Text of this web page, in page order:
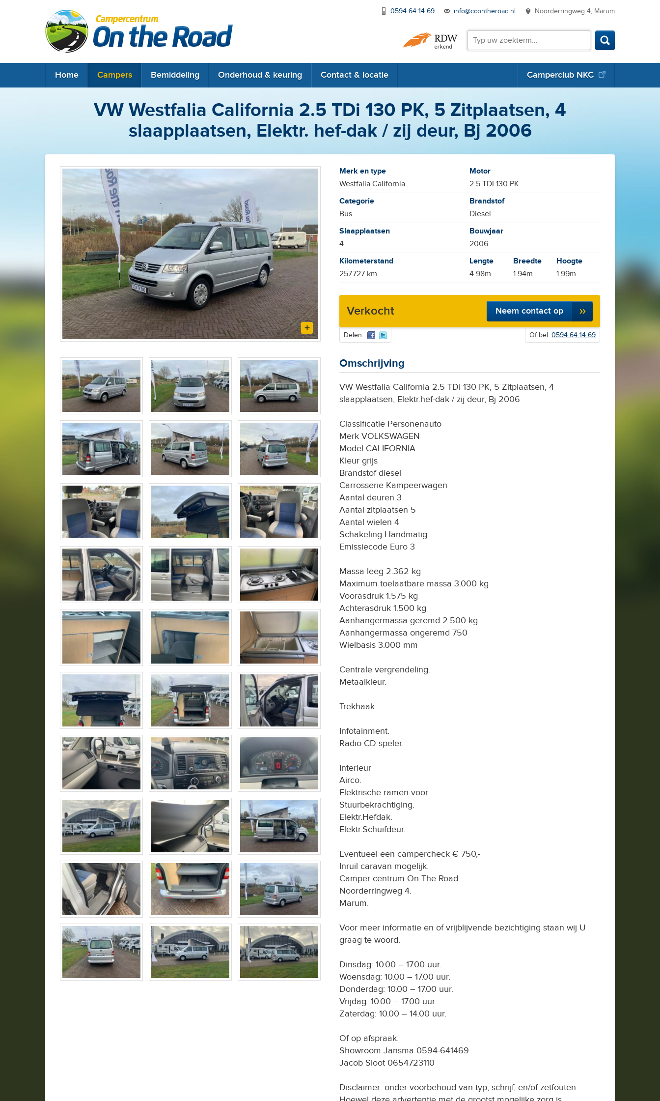
Home
Campers
Onderhoud & keuring
Camperclub NKC
0594 64 14 69 info@ccontheroad.nl Noorderringweg 4, Marum
Zoeken
Zoeken
Home Campers Bemiddeling Onderhoud & keuring Contact & locatie Camperclub NKC
VW Westfalia California 2.5 TDi 130 PK, 5 Zitplaatsen, 4
slaapplaatsen, Elektr. hef-dak / zij deur, Bj 2006
Merk en type
Westfalia California
Motor
2.5 TDI 130 PK
Categorie
Bus
Brandstof
Diesel
Slaapplaatsen
4
Bouwjaar
2006
Kilometerstand
257.727 km
Lengte
4.98m
Breedte
1.94m
Hoogte
1.99m
Verkocht Neem contact op
Delen: Of bel: 0594 64 14 69
Omschrijving
VW Westfalia California 2.5 TDi 130 PK, 5 Zitplaatsen, 4
slaapplaatsen, Elektr.hef-dak / zij deur, Bj 2006
Classificatie Personenauto
Merk VOLKSWAGEN
Model CALIFORNIA
Kleur grijs
Brandstof diesel
Carrosserie Kampeerwagen
Aantal deuren 3
Aantal zitplaatsen 5
Aantal wielen 4
Schakeling Handmatig
Emissiecode Euro 3
Massa leeg 2.362 kg
Maximum toelaatbare massa 3.000 kg
Voorasdruk 1.575 kg
Achterasdruk 1.500 kg
Aanhangermassa geremd 2.500 kg
Aanhangermassa ongeremd 750
Wielbasis 3.000 mm
Centrale vergrendeling.
Metaalkleur.
Trekhaak.
Infotainment.
Radio CD speler.
Interieur
Airco.
Elektrische ramen voor.
Stuurbekrachtiging.
Elektr.Hefdak.
Elektr.Schuifdeur.
Eventueel een campercheck € 750,-
Inruil caravan mogelijk.
Camper centrum On The Road.
Noorderringweg 4.
Marum.
Voor meer informatie en of vrijblijvende bezichtiging staan wij U
graag te woord.
Dinsdag: 10.00 – 17.00 uur.
Woensdag: 10.00 – 17.00 uur.
Donderdag: 10.00 – 17.00 uur.
Vrijdag: 10.00 – 17.00 uur.
Zaterdag: 10.00 – 14.00 uur.
Of op afspraak.
Showroom Jansma 0594-641469
Jacob Sloot 0654723110
Disclaimer: onder voorbehoud van typ, schrijf, en/of zetfouten.